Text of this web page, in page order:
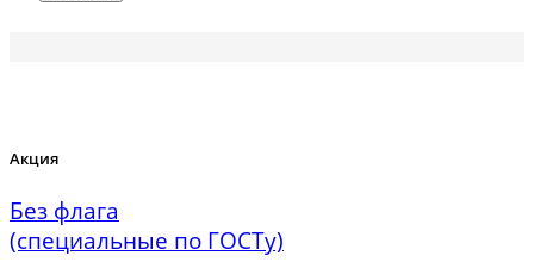
Акция
Без флага
(специальные по ГОСТу)